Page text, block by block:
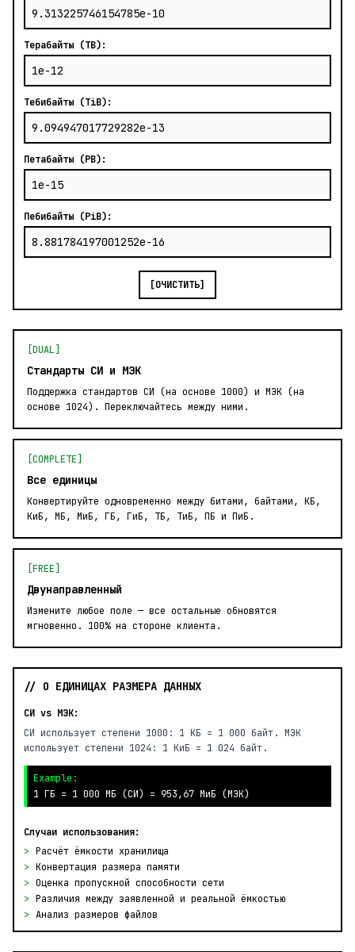
Терабайты (TB):
Тебибайты (TiB):
Петабайты (PB):
Пебибайты (PiB):
[ОЧИСТИТЬ]
[DUAL]
Стандарты СИ и МЭК
Поддержка стандартов СИ (на основе 1000) и МЭК (на
основе 1024). Переключайтесь между ними.
[COMPLETE]
Все единицы
Конвертируйте одновременно между битами, байтами, КБ,
КиБ, МБ, МиБ, ГБ, ГиБ, ТБ, ТиБ, ПБ и ПиБ.
[FREE]
Двунаправленный
Измените любое поле — все остальные обновятся
мгновенно. 100% на стороне клиента.
// О ЕДИНИЦАХ РАЗМЕРА ДАННЫХ
СИ vs МЭК:
СИ использует степени 1000: 1 КБ = 1 000 байт. МЭК
использует степени 1024: 1 КиБ = 1 024 байт.
Example:
1 ГБ = 1 000 МБ (СИ) = 953,67 МиБ (МЭК)
Случаи использования:
> Расчёт ёмкости хранилища
> Конвертация размера памяти
> Оценка пропускной способности сети
> Различия между заявленной и реальной ёмкостью
> Анализ размеров файлов